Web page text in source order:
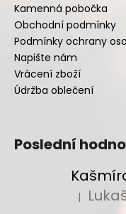
Kamenná pobočka
Obchodní podmínky
Podmínky ochrany
Napište nám
Vrácení zboží
Údržba oblečení
Poslední
|